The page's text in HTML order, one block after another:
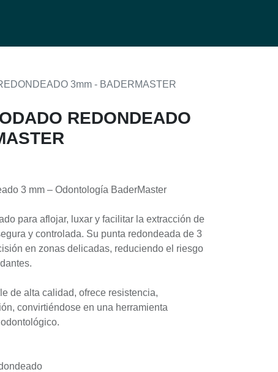
3mm - BADERMASTER
REDONDEADO
3 mm – Odontología BaderMaster
para aflojar, luxar y facilitar la extracción de
y controlada. Su punta redondeada de 3
en zonas delicadas, reduciendo el riesgo
de alta calidad, ofrece resistencia,
convirtiéndose en una herramienta